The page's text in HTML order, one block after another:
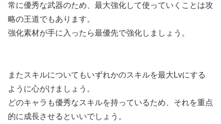
常に優秀な武器のため、最大強化して使っていくことは攻
略の王道でもあります。
強化素材が手に入ったら最優先で強化しましょう。
またスキルについてもいずれかのスキルを最大Lvにする
ように心がけましょう。
どのキャラも優秀なスキルを持っているため、それを重点
的に成長させるといいでしょう。